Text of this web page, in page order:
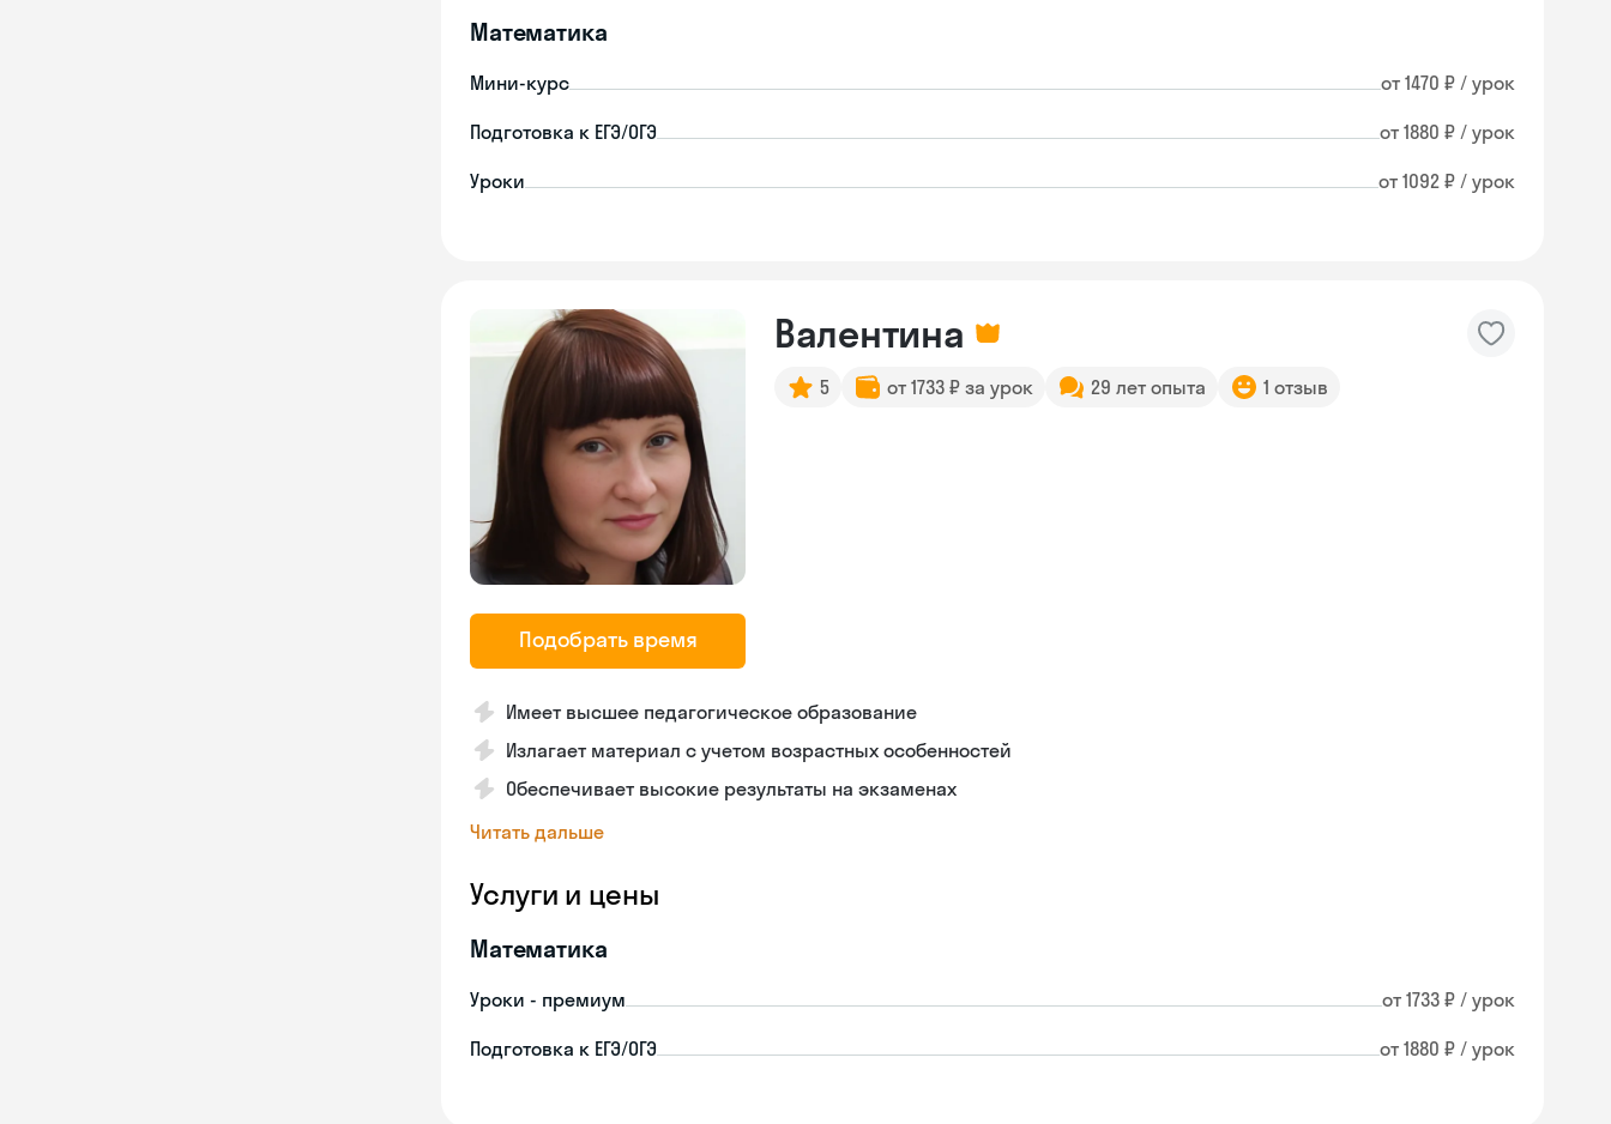
Математика
Мини-курс от 1470 ₽ / урок
Подготовка к ЕГЭ/ОГЭ от 1880 ₽ / урок
Уроки от 1092 ₽ / урок
Подобрать время
Валентина
5 от 1733 ₽ за урок 29 лет опыта 1 отзыв
Имеет высшее педагогическое образование
Излагает материал с учетом возрастных особенностей
Обеспечивает высокие результаты на экзаменах
Читать дальше
Услуги и цены
Математика
Уроки - премиум от 1733 ₽ / урок
Подготовка к ЕГЭ/ОГЭ от 1880 ₽ / урок